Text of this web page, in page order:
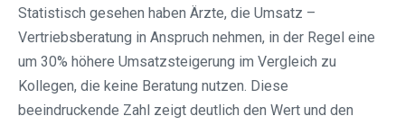
Statistisch gesehen haben Ärzte, die Umsatz –
Vertriebsberatung in Anspruch nehmen, in der Regel eine
um 30% höhere Umsatzsteigerung im Vergleich zu
Kollegen, die keine Beratung nutzen. Diese
beeindruckende Zahl zeigt deutlich den Wert und den